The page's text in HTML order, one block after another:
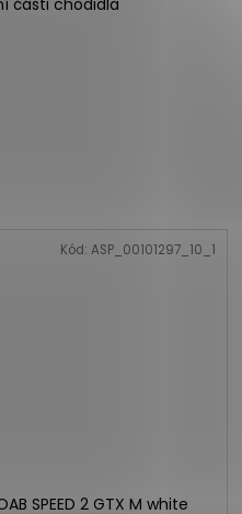
SPEED 2 GTX M white
Kód: ASP_00101297_10_1